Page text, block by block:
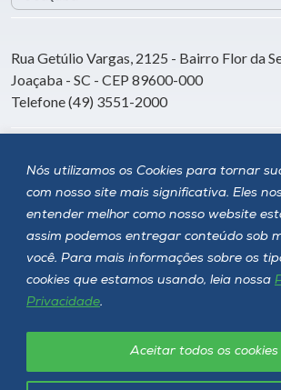
Nós utilizamos os Cookies para tornar
com nosso site mais significativa. Eles
entender melhor como nosso website
assim podemos entregar conteúdo sob
você. Para mais informações sobre os
cookies que estamos usando, leia nossa
Privacidade.
Aceitar todos os cookies
Rua Getúlio Vargas, 2125 - Bairro Flor da
Joaçaba - SC - CEP 89600-000
Telefone (49) 3551-2000
Siga a Unoesc
Política de privacidade LGPD